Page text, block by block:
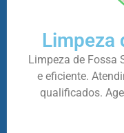
Limpeza
Limpeza de Fossa
e eficiente.
qualificados.